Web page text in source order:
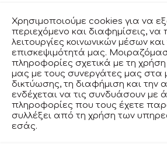
Χρησιμοποιούμε cookies για να
περιεχόμενο και διαφημίσεις, να
λειτουργίες κοινωνικών μέσων
επισκεψιμότητά μας.
πληροφορίες σχετικά με τη
μας με τους συνεργάτες μας στα
δικτύωσης, τη διαφήμιση και την
ενδέχεται να τις συνδυάσουν με
πληροφορίες που τους έχετε
συλλέξει από τη χρήση των
εσάς.
facebook
instagram
ΟΡΟΙ ΧΡΗΣΗΣ